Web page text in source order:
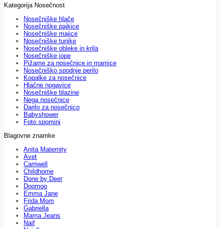
Kategorija Nosečnost
Nosečniške hlače
Nosečniške pajkice
Nosečniške majice
Nosečniške tunike
Nosečniške obleke in krila
Nosečniške jope
Pižame za nosečnice in mamice
Nosečniško spodnje perilo
Kopalke za nosečnice
Hlačne nogavice
Nosečniške blazine
Nega nosečnice
Darilo za nosečnico
Babyshower
Foto spomini
Blagovne znamke
Anita Maternity
Avet
Carriwell
Childhome
Done by Deer
Doomoo
Emma Jane
Frida Mom
Gabriella
Mama Jeans
Naif